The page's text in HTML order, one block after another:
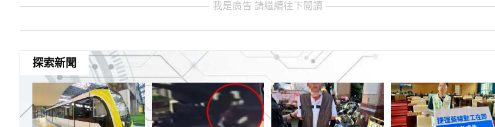
我是廣告 請繼續往下閱讀
探索新聞